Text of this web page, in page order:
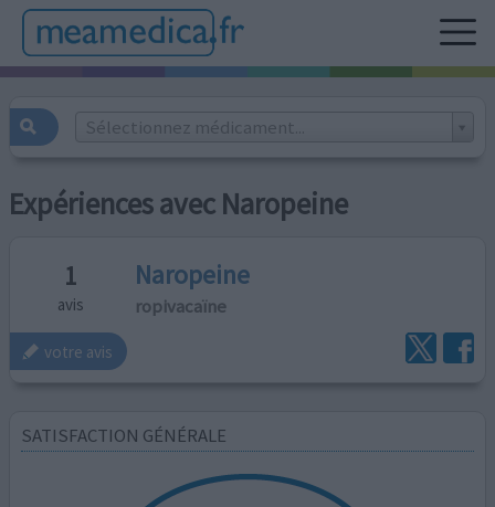
Sélectionnez médicament...
Expériences avec Naropeine
1
avis
Naropeine
ropivacaïne
votre avis
SATISFACTION GÉNÉRALE